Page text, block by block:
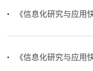
《信息化研究与应用
《信息化研究与应用